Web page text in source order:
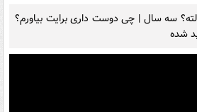
سه سال | چی دوست داری برایت بیاورم؟
شده